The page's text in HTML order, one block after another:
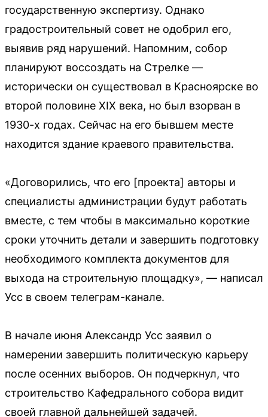
государственную экспертизу. Однако
градостроительный совет не одобрил его,
выявив ряд нарушений. Напомним, собор
планируют воссоздать на Стрелке —
исторически он существовал в Красноярске во
второй половине XIX века, но был взорван в
1930-х годах. Сейчас на его бывшем месте
находится здание краевого правительства.
«Договорились, что его [проекта] авторы и
специалисты администрации будут работать
вместе, с тем чтобы в максимально короткие
сроки уточнить детали и завершить подготовку
необходимого комплекта документов для
выхода на строительную площадку», — написал
Усс в своем телеграм-канале.
В начале июня Александр Усс заявил о
намерении завершить политическую карьеру
после осенних выборов. Он подчеркнул, что
строительство Кафедрального собора видит
своей главной дальнейшей задачей.